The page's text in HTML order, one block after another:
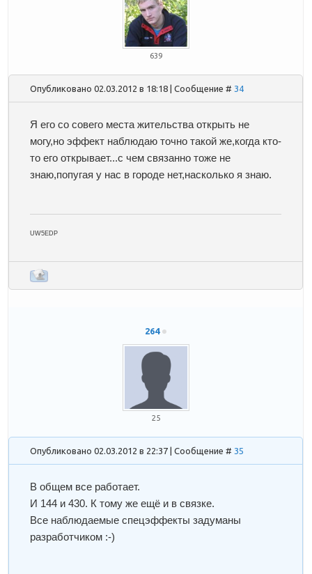
639
Опубликовано 02.03.2012 в 18:18 | Сообщение # 34
Я его со совего места жительства открыть не
могу,но эффект наблюдаю точно такой же,когда кто-
то его открывает...с чем связанно тоже не
знаю,попугая у нас в городе нет,насколько я знаю.
UW5EDP
264
25
Опубликовано 02.03.2012 в 22:37 | Сообщение # 35
В общем все работает.
И 144 и 430. К тому же ещё и в связке.
Все наблюдаемые спецэффекты задуманы
разработчиком :-)